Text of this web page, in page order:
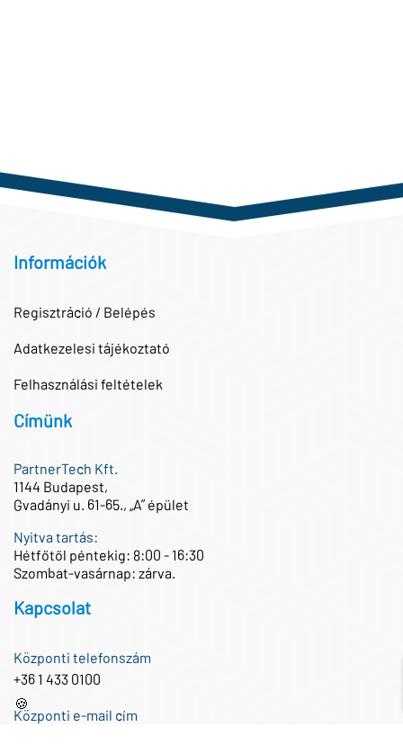
Információk
Regisztráció / Belépés
Adatkezelesi tájékoztató
Felhasználási feltételek
Címünk
PartnerTech Kft.
1144 Budapest,
Gvadányi u. 61-65., „A” épület
Nyitva tartás:
Hétfőtől péntekig: 8:00 - 16:30
Szombat-vasárnap: zárva.
Kapcsolat
Központi telefonszám
+36 1 433 0100
Központi e-mail cím
🍪